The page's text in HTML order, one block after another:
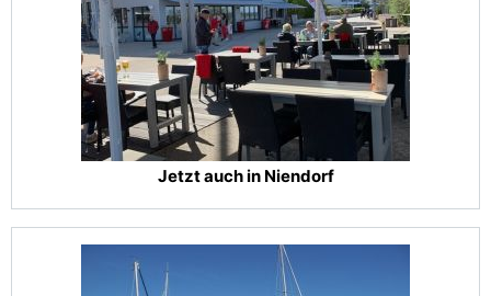
Jetzt auch in Niendorf